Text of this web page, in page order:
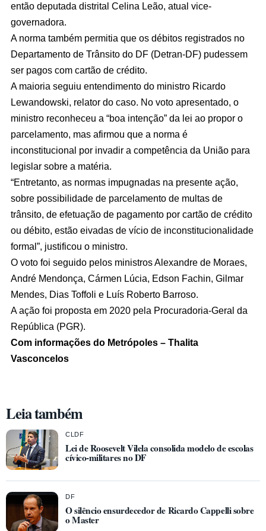
então deputada distrital Celina Leão, atual vice-
governadora.
A norma também permitia que os débitos registrados no
Departamento de Trânsito do DF (Detran-DF) pudessem
ser pagos com cartão de crédito.
A maioria seguiu entendimento do ministro Ricardo
Lewandowski, relator do caso. No voto apresentado, o
ministro reconheceu a “boa intenção” da lei ao propor o
parcelamento, mas afirmou que a norma é
inconstitucional por invadir a competência da União para
legislar sobre a matéria.
“Entretanto, as normas impugnadas na presente ação,
sobre possibilidade de parcelamento de multas de
trânsito, de efetuação de pagamento por cartão de crédito
ou débito, estão eivadas de vício de inconstitucionalidade
formal”, justificou o ministro.
O voto foi seguido pelos ministros Alexandre de Moraes,
André Mendonça, Cármen Lúcia, Edson Fachin, Gilmar
Mendes, Dias Toffoli e Luís Roberto Barroso.
A ação foi proposta em 2020 pela Procuradoria-Geral da
República (PGR).
Com informações do Metrópoles – Thalita
Vasconcelos
Leia também
CLDF
Lei de Roosevelt Vilela consolida modelo de escolas
cívico-militares no DF
DF
O silêncio ensurdecedor de Ricardo Cappelli sobre
o Master